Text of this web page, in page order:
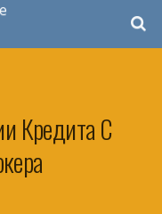
Кредита С